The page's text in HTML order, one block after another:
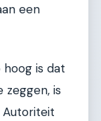
een
hoog is dat
zeggen, is
Autoriteit